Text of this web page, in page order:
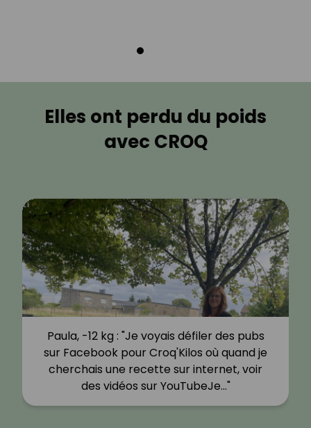
Elles ont perdu du poids
avec CROQ
Emilie, -15 kg : "J’ai arrêté à 14 ans le sport
et vers 17 ans j’ai commencé à aimer les
restos… J’y allais 3 à 5 fois par
semaine !Une chose en…"